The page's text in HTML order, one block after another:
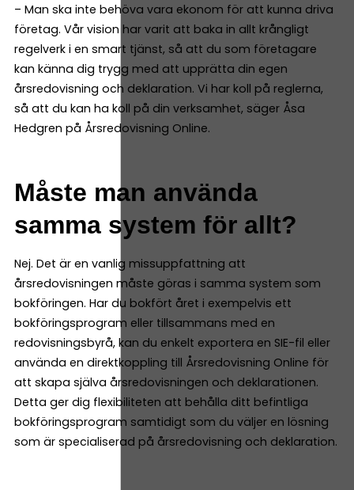
– Man ska inte behöva vara ekonom för att kunna driva
företag. Vår vision har varit att baka in allt krångligt
regelverk i en smart tjänst, så att du som företagare
kan känna dig trygg med att upprätta din egen
årsredovisning och deklaration. Vi har koll på reglerna,
så att du kan ha koll på din verksamhet, säger Åsa
Hedgren på Årsredovisning Online.
Måste man använda
samma system för allt?
Nej. Det är en vanlig missuppfattning att
årsredovisningen måste göras i samma system som
bokföringen. Har du bokfört året i exempelvis ett
bokföringsprogram eller tillsammans med en
redovisningsbyrå, kan du enkelt exportera en SIE-fil eller
använda en direktkoppling till Årsredovisning Online för
att skapa själva årsredovisningen och deklarationen.
Detta ger dig flexibiliteten att behålla ditt befintliga
bokföringsprogram samtidigt som du väljer en lösning
som är specialiserad på årsredovisning och deklaration.